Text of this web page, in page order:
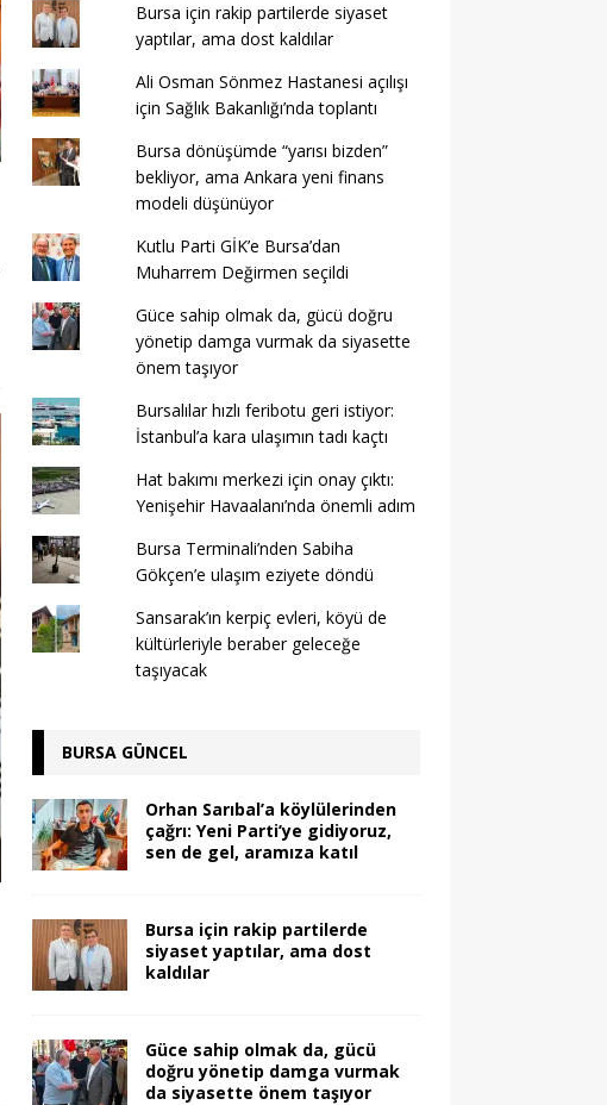
Bursa için rakip partilerde siyaset
yaptılar, ama dost kaldılar
Ali Osman Sönmez Hastanesi açılışı
için Sağlık Bakanlığı’nda toplantı
Bursa dönüşümde “yarısı bizden”
bekliyor, ama Ankara yeni finans
modeli düşünüyor
Kutlu Parti GİK’e Bursa’dan
Muharrem Değirmen seçildi
Güce sahip olmak da, gücü doğru
yönetip damga vurmak da siyasette
önem taşıyor
Bursalılar hızlı feribotu geri istiyor:
İstanbul’a kara ulaşımın tadı kaçtı
Hat bakımı merkezi için onay çıktı:
Yenişehir Havaalanı’nda önemli adım
Bursa Terminali’nden Sabiha
Gökçen’e ulaşım eziyete döndü
Sansarak’ın kerpiç evleri, köyü de
kültürleriyle beraber geleceğe
taşıyacak
BURSA GÜNCEL
Orhan Sarıbal’a köylülerinden
çağrı: Yeni Parti’ye gidiyoruz,
sen de gel, aramıza katıl
Bursa için rakip partilerde
siyaset yaptılar, ama dost
kaldılar
Güce sahip olmak da, gücü
doğru yönetip damga vurmak
da siyasette önem taşıyor